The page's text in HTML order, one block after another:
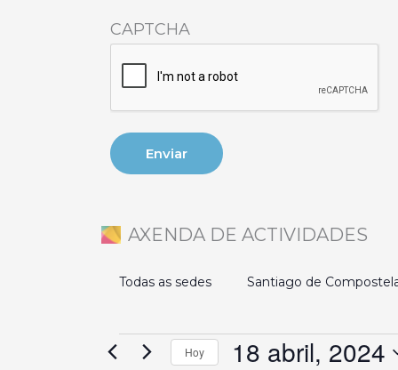
CAPTCHA
AXENDA DE ACTIVIDADES
Todas as sedes Santiago de
Eventos
Hoy 18 abril, 2024